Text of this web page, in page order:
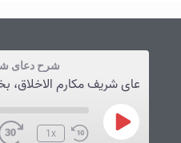
شرح دعای
شرح دعای شریف مکارم
1x